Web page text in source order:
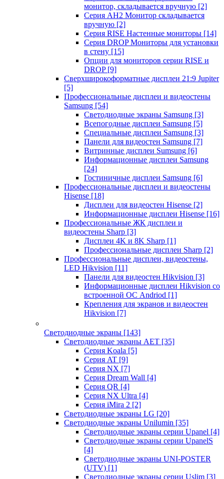
монитор, складывается вручную [2]
Серия AH2 Монитор складывается
вручную [2]
Серия RISE Настенные мониторы [14]
Серия DROP Мониторы для установки
в стену [15]
Опции для мониторов серии RISE и
DROP [9]
Сверхширокоформатные дисплеи 21:9 Jupiter
[5]
Профессиональные дисплеи и видеостены
Samsung [54]
Светодиодные экраны Samsung [3]
Всепогодные дисплеи Samsung [5]
Специальные дисплеи Samsung [3]
Панели для видеостен Samsung [7]
Витринные дисплеи Sumsung [6]
Информационные дисплеи Samsung
[24]
Гостиничные дисплеи Samsung [6]
Профессиональные дисплеи и видеостены
Hisense [18]
Дисплеи для видеостен Hisense [2]
Информационные дисплеи Hisense [16]
Профессиональные ЖК дисплеи и
видеостены Sharp [3]
Дисплеи 4K и 8K Sharp [1]
Профессиональные дисплеи Sharp [2]
Профессиональные дисплеи, видеостены,
LED Hikvision [11]
Панели для видеостен Hikvision [3]
Информационные дисплеи Hikvision со
встроенной ОС Andriod [1]
Крепления для экранов и видеостен
Hikvision [7]
Светодиодные экраны [143]
Светодиодные экраны AET [35]
Cерия Koala [5]
Серия AT [9]
Серия NX [7]
Серия Dream Wall [4]
Серия QR [4]
Серия NX Ultra [4]
Серия iMira 2 [2]
Светодиодные экраны LG [20]
Светодиодные экраны Unilumin [35]
Светодиодные экраны серии Upanel [4]
Светодиодные экраны серии UpanelS
[4]
Светодиодные экраны UNI-POSTER
(UTV) [1]
Светодиодные экраны серии Uslim [3]